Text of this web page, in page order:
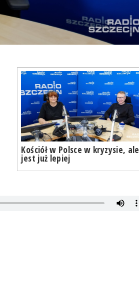
Kościół w Polsce w kryzysie, ale
jest już lepiej